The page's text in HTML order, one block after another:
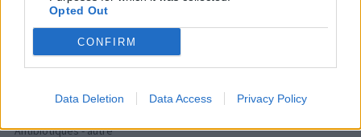
Opted Out
CONFIRM
Data Deletion Data Access Privacy Policy
Dépression - antidépresseurs IRS
Citalopram (358)
Dépression - antidépresseurs IRS
Metformine (357)
Diabètes - médicaments oraux
Antibiotiques - autre